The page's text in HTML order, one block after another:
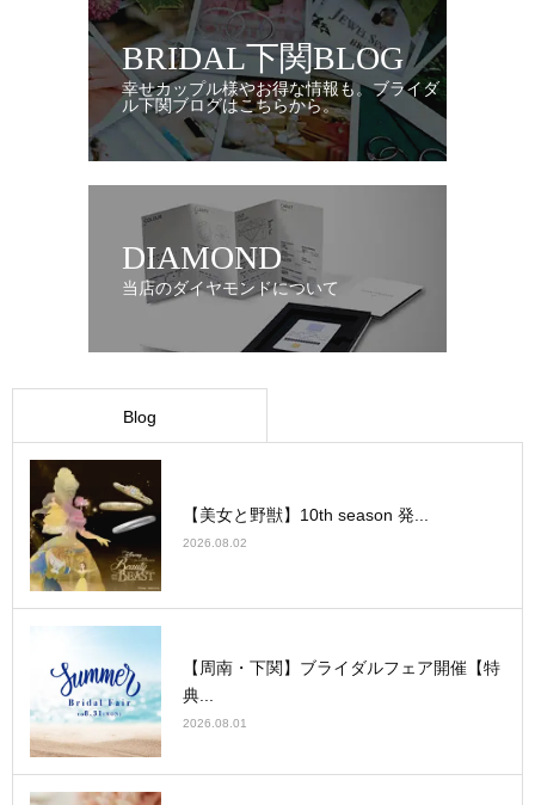
BRIDAL下関BLOG
幸せカップル様やお得な情報も。ブライダ
ル下関ブログはこちらから。
DIAMOND
当店のダイヤモンドについて
Blog
【美女と野獣】10th season 発...
2026.08.02
【周南・下関】ブライダルフェア開催【特
典...
2026.08.01